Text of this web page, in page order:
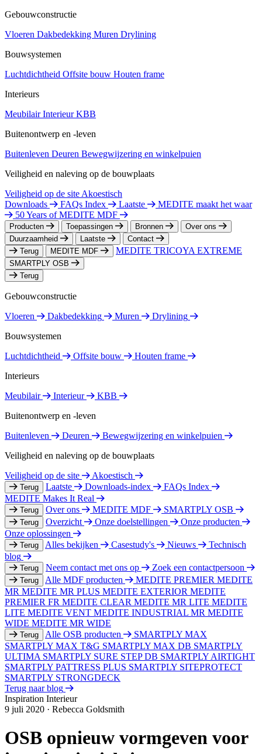
Gebouwconstructie
Vloeren Dakbedekking Muren Drylining
Bouwsystemen
Luchtdichtheid Offsite bouw Houten frame
Interieurs
MeubilairInterieurKBB
Buitenontwerp en -leven
Buitenleven Deuren Bewegwijzering en winkelpuien
Veiligheid en naleving op de bouwplaats
Veiligheid op de site Akoestisch
Downloads
FAQs Index Laatste
MEDITE maakt het waar
50 Years of MEDITE MDF
Producten Toepassingen Bronnen
Over ons
Duurzaamheid
Laatste
Contact
Terug
MEDITE MDF MEDITE TRICOYA EXTREME
SMARTPLY OSB
Terug
Gebouwconstructie
Vloeren
Dakbedekking Muren
Drylining
Bouwsystemen
Luchtdichtheid
Offsite bouw
Houten frame
Interieurs
Meubilair
Interieur
KBB
Buitenontwerp en -leven
Buitenleven
Deuren
Bewegwijzering en winkelpuien
Veiligheid en naleving op de bouwplaats
Veiligheid op de site
Akoestisch
Terug Laatste Downloads-index
FAQs Index
MEDITE Makes It Real
Terug Over ons MEDITE MDF SMARTPLY OSB
Terug Overzicht Onze doelstellingen
Onze producten
Onze oplossingen
Terug Alles bekijken Casestudy's Nieuws
Technisch
blog
Terug Neem contact met ons op Zoek een contactpersoon
Terug Alle MDF producten MEDITE PREMIER MEDITE
MR MEDITE MR PLUS MEDITE EXTERIOR MEDITE
PREMIER FR MEDITE CLEAR MEDITE MR LITE MEDITE
LITE MEDITE VENT MEDITE INDUSTRIAL MR MEDITE
WIDE MEDITE MR WIDE
Terug Alle OSB producten
SMARTPLY MAX
SMARTPLY MAX T&G SMARTPLY MAX DB SMARTPLY
ULTIMA SMARTPLY SURE STEP DB SMARTPLY AIRTIGHT
SMARTPLY PATTRESS PLUS SMARTPLY SITEPROTECT
SMARTPLY STRONGDECK
Terug naar blog
Inspiration Interieur
9 juli 2020 · Rebecca Goldsmith
OSB opnieuw vormgeven voor